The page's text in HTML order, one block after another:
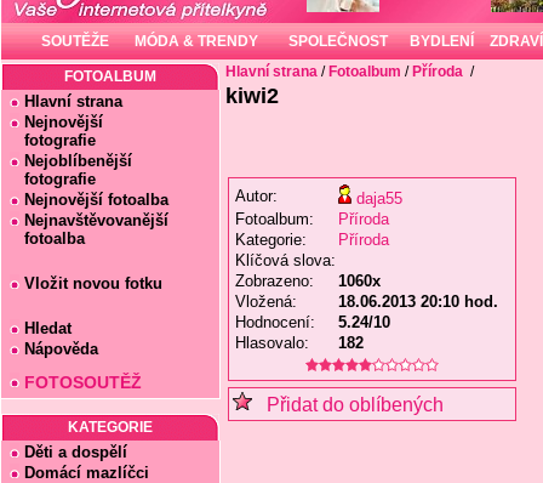
SOUTĚŽE MÓDA & TRENDY SPOLEČNOST BYDLENÍ ZDRAVÍ
FOTOALBUM
Hlavní strana
Nejnovější
fotografie
Nejoblíbenější
fotografie
Nejnovější fotoalba
Nejnavštěvovanější
fotoalba
Vložit novou fotku
Hledat
Nápověda
FOTOSOUTĚŽ
KATEGORIE
Děti a dospělí
Domácí mazlíčci
Hlavní strana / Fotoalbum / Příroda /
kiwi2
Autor:
daja55
Fotoalbum:
Příroda
Kategorie:
Příroda
Klíčová slova:
Zobrazeno:
1060x
Vložená:
18.06.2013 20:10 hod.
Hodnocení:
5.24/10
Hlasovalo:
182
Přidat do oblíbených